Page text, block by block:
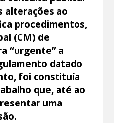
alterações ao
procedimentos,
(CM) de
“urgente” a
datado
foi constituía
que, até ao
uma